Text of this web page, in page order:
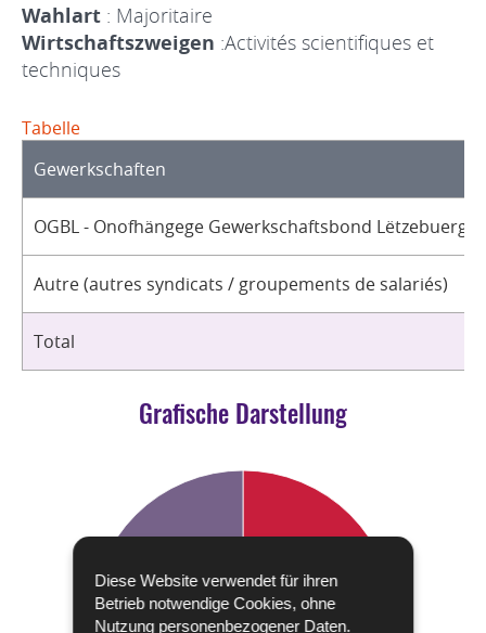
Diese Website verwendet für ihren
Betrieb notwendige Cookies, ohne
Nutzung personenbezogener Daten.
Wahlart : Majoritaire
Wirtschaftszweigen :Activités scientifiques et
techniques
Tabelle
Gewerkschaften
OGBL - Onofhängege Gewerkschaftsbond
Autre (autres syndicats / groupements de salariés)
Total
Grafische Darstellung